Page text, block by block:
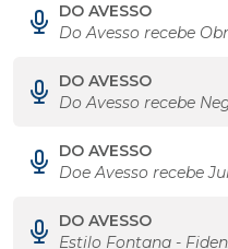
DO AVESSO
Do Avesso recebe
DO AVESSO
Do Avesso recebe
DO AVESSO
Doe Avesso recebe
DO AVESSO
Estilo Fontana -